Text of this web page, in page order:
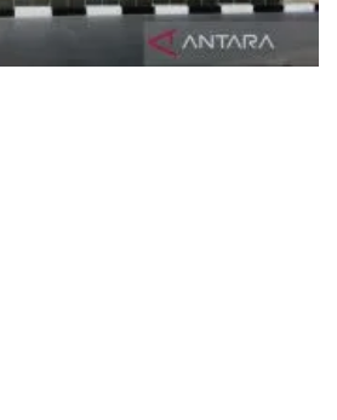
formasi untuk 9.694 CPNS